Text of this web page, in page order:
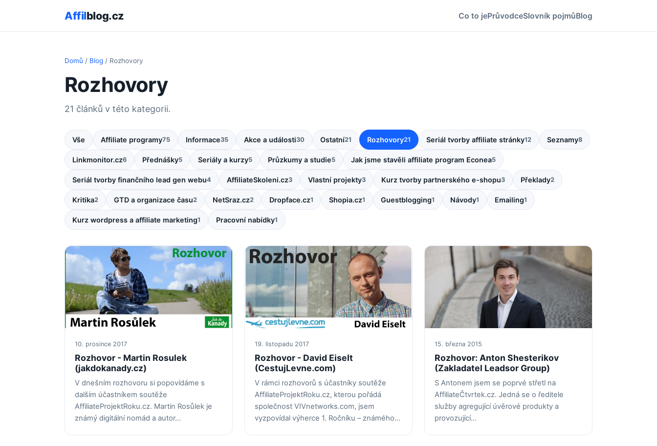
Affilblog.cz Co to jePrůvodceSlovník pojmůBlog
Domů / Blog / Rozhovory
Rozhovory
21 článků v této kategorii.
Vše Affiliate programy75 Informace35 Akce a události30 Ostatní21 Rozhovory21 Seriál tvorby affiliate stránky12 Seznamy8
Linkmonitor.cz6 Přednášky5 Seriály a kurzy5 Průzkumy a studie5 Jak jsme stavěli affiliate program Econea5
Seriál tvorby finančního lead gen webu4 AffiliateSkoleni.cz3 Vlastní projekty3 Kurz tvorby partnerského e-shopu3 Překlady2
Kritika2 GTD a organizace času2 NetSraz.cz2 Dropface.cz1 Shopia.cz1 Guestblogging1 Návody1 Emailing1
Kurz wordpress a affiliate marketing1 Pracovní nabídky1
10. prosince 2017
Rozhovor - Martin Rosulek
(jakdokanady.cz)
V dnešním rozhovoru si popovídáme s
dalším účastníkem soutěže
AffiliateProjektRoku.cz. Martin Rosůlek je
známý digitální nomád a autor…
19. listopadu 2017
Rozhovor - David Eiselt
(CestujLevne.com)
V rámci rozhovorů s účastníky soutěže
AffiliateProjektRoku.cz, kterou pořádá
společnost VIVnetworks.com, jsem
vyzpovídal výherce 1. Ročníku – známého…
15. března 2015
Rozhovor: Anton Shesterikov
(Zakladatel Leadsor Group)
S Antonem jsem se poprvé střetl na
AffiliateČtvrtek.cz. Jedná se o ředitele
služby agregující úvěrové produkty a
provozující…